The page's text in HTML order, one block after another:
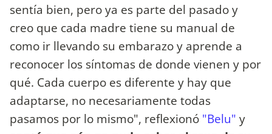
sentía bien, pero ya es parte del pasado y
creo que cada madre tiene su manual de
como ir llevando su embarazo y aprende a
reconocer los síntomas de donde vienen y por
qué. Cada cuerpo es diferente y hay que
adaptarse, no necesariamente todas
pasamos por lo mismo", reflexionó "Belu" y